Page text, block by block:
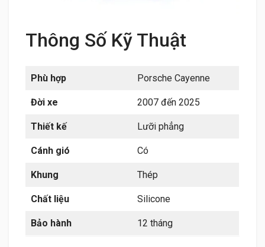
Thông Số Kỹ Thuật
Phù hợp Porsche Cayenne
Đời xe 2007 đến 2025
Thiết kế Lưỡi phẳng
Cánh gió Có
Khung Thép
Chất liệu Silicone
Bảo hành 12 tháng